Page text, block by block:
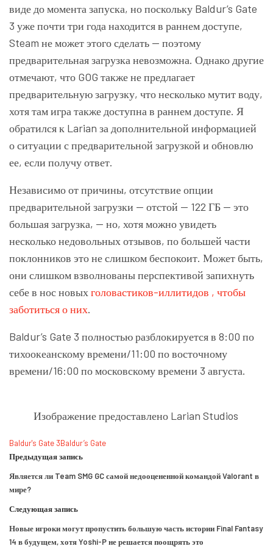
виде до момента запуска, но поскольку Baldur’s Gate
3 уже почти три года находится в раннем доступе,
Steam не может этого сделать — поэтому
предварительная загрузка невозможна. Однако другие
отмечают, что GOG также не предлагает
предварительную загрузку, что несколько мутит воду,
хотя там игра также доступна в раннем доступе. Я
обратился к Larian за дополнительной информацией
о ситуации с предварительной загрузкой и обновлю
ее, если получу ответ.
Независимо от причины, отсутствие опции
предварительной загрузки — отстой — 122 ГБ — это
большая загрузка, — но, хотя можно увидеть
несколько недовольных отзывов, по большей части
поклонников это не слишком беспокоит. Может быть,
они слишком взволнованы перспективой запихнуть
себе в нос новыхголовастиков-иллитидов , чтобы
заботиться о них.
Baldur’s Gate 3 полностью разблокируется в 8:00 по
тихоокеанскому времени/11:00 по восточному
времени/16:00 по московскому времени 3 августа.
Изображение предоставлено Larian Studios
Baldur's Gate 3Baldur’s Gate
Предыдущая запись
Является ли Team SMG GC самой недооцененной командой Valorant в
мире?
Следующая запись
Новые игроки могут пропустить большую часть истории Final Fantasy
14 в будущем, хотя Yoshi-P не решается поощрять это